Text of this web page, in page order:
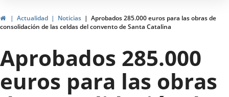
Ayuntamiento
de
Valladolid
HomeActualidad Noticias
Aprobados 285.000 euros para las obras de
consolidación de las celdas del convento de Santa Catalina
Aprobados 285.000
euros para las obras